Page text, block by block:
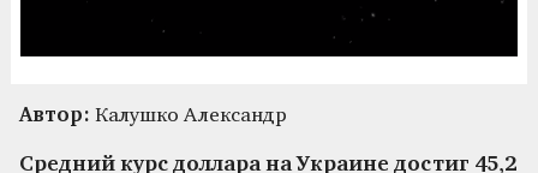
Автор: Калушко Александр
Средний курс доллара на Украине достиг 45,2